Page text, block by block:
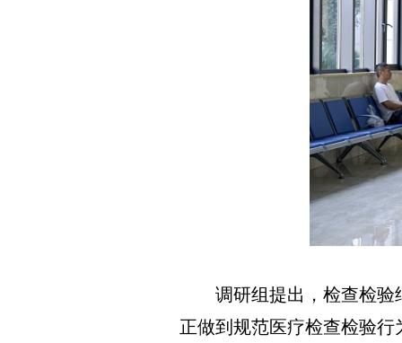
调研组提出，检查检验
正做到规范医疗检查检验